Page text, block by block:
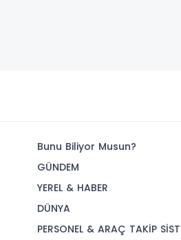
Bunu Biliyor Musun?
GÜNDEM
YEREL & HABER
DÜNYA
PERSONEL & ARAÇ TAKİP